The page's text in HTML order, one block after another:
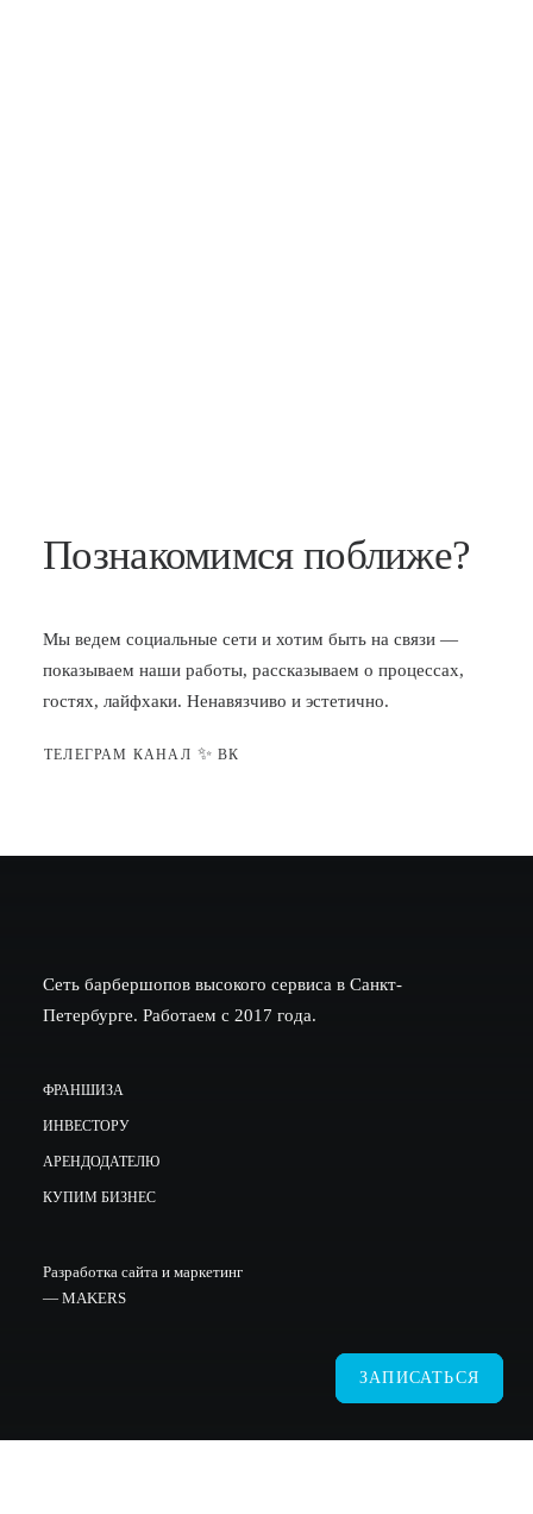
Познакомимся поближе?
Мы ведем социальные сети и хотим быть на связи —
показываем наши работы, рассказываем о процессах,
гостях, лайфхаки. Ненавязчиво и эстетично.
ТЕЛЕГРАМ КАНАЛ ✨ ВК
Сеть барбершопов высокого сервиса в Санкт-
Петербурге. Работаем с 2017 года.
ФРАНШИЗА
ИНВЕСТОРУ
АРЕНДОДАТЕЛЮ
КУПИМ БИЗНЕС
Разработка сайта и маркетинг
— MAKERS
ЗАПИСАТЬСЯ